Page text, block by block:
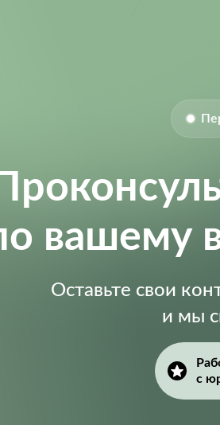
вашему
Оставьте свои
и мы
с